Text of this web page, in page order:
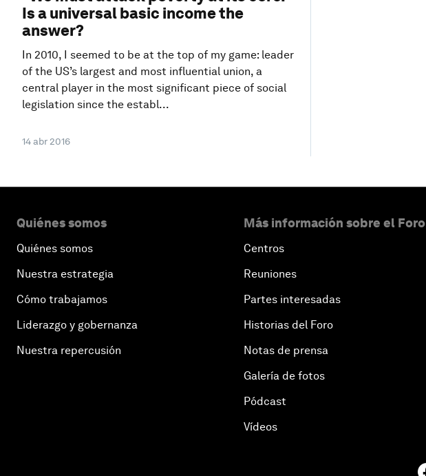
Is a universal basic income the
answer?
In 2010, I seemed to be at the top of my game: leader
of the US’s largest and most influential union, a
central player in the most significant piece of social
legislation since the establ...
14 abr 2016
Quiénes somos
Quiénes somos
Nuestra estrategia
Cómo trabajamos
Liderazgo y gobernanza
Nuestra repercusión
Más información sobre el Foro
Centros
Reuniones
Partes interesadas
Historias del Foro
Notas de prensa
Galería de fotos
Pódcast
Vídeos